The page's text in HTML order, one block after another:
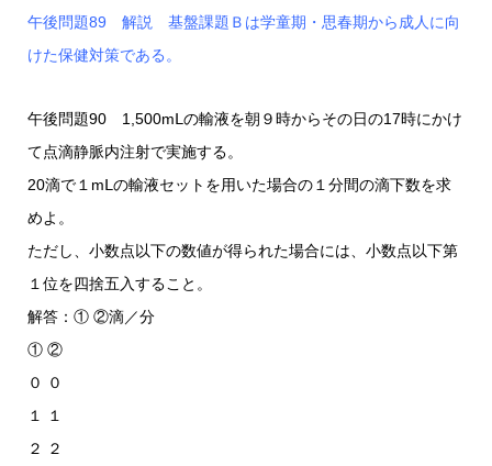
午後問題89 解説 基盤課題Ｂは学童期・思春期から成人に向
けた保健対策である。
午後問題90 1,500mⅬの輸液を朝９時からその日の17時にかけ
て点滴静脈内注射で実施する。
20滴で１mⅬの輸液セットを用いた場合の１分間の滴下数を求
めよ。
ただし、小数点以下の数値が得られた場合には、小数点以下第
１位を四捨五入すること。
解答：① ②滴／分
① ②
０ ０
１ １
２ ２